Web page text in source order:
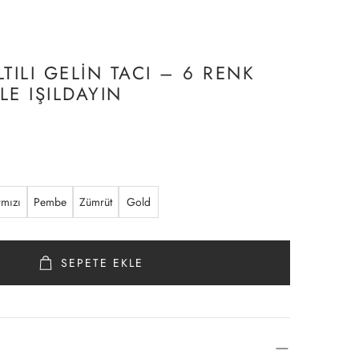
GELIN TACI – 6 RENK
IŞILDAYIN
Pembe Zümrüt Gold
SEPETE EKLE